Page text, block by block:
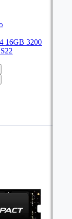
16GB 3200